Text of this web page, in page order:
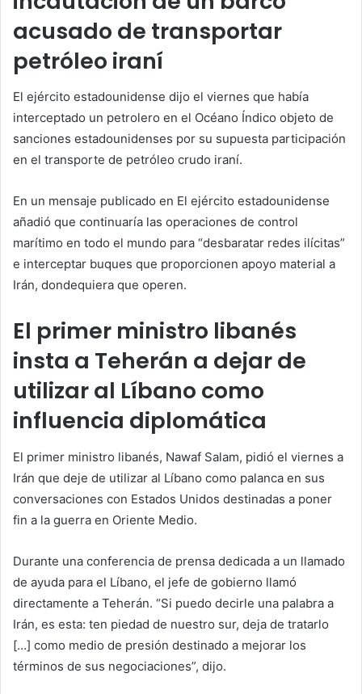
acusado de transportar
petróleo iraní
El ejército estadounidense dijo el viernes que había
interceptado un petrolero en el Océano Índico objeto de
sanciones estadounidenses por su supuesta participación
en el transporte de petróleo crudo iraní.
En un mensaje publicado en El ejército estadounidense
añadió que continuaría las operaciones de control
marítimo en todo el mundo para “desbaratar redes ilícitas”
e interceptar buques que proporcionen apoyo material a
Irán, dondequiera que operen.
El primer ministro libanés
insta a Teherán a dejar de
utilizar al Líbano como
influencia diplomática
El primer ministro libanés, Nawaf Salam, pidió el viernes a
Irán que deje de utilizar al Líbano como palanca en sus
conversaciones con Estados Unidos destinadas a poner
fin a la guerra en Oriente Medio.
Durante una conferencia de prensa dedicada a un llamado
de ayuda para el Líbano, el jefe de gobierno llamó
directamente a Teherán. “Si puedo decirle una palabra a
Irán, es esta: ten piedad de nuestro sur, deja de tratarlo
[…] como medio de presión destinado a mejorar los
términos de sus negociaciones”, dijo.